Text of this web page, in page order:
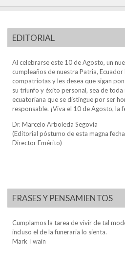
EDITORIAL
Al celebrarse este 10 de Agosto, un
cumpleaños de nuestra Patria,
compatriotas y les desea que sigan
su triunfo y éxito personal, sea de
ecuatoriana que se distingue por ser
responsable. ¡Viva el 10 de Agosto, la
Dr. Marcelo Arboleda Segovia
(Editorial póstumo de esta magna
Director Emérito)
FRASES Y PENSAMIENTOS
Cumplamos la tarea de vivir de tal
incluso el de la funeraria lo sienta.
Mark Twain